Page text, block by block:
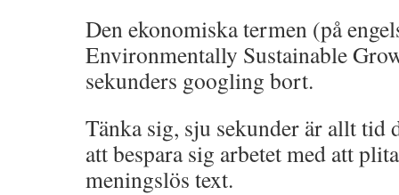
Den ekonomiska termen (på
Environmentally Sustainable
sekunders googling bort.
Tänka sig, sju sekunder är allt tid
att bespara sig arbetet med att
meningslös text.